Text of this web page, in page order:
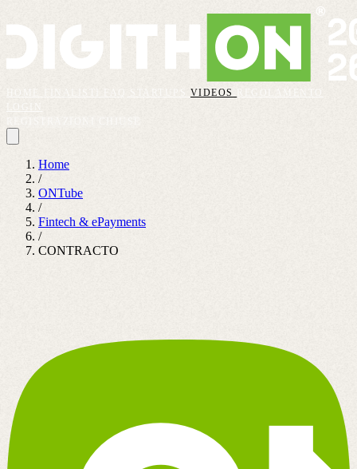
VIDEOS
REGOLAMENTO
Home
/
ONTube
/
Fintech & ePayments
/
CONTRACTO